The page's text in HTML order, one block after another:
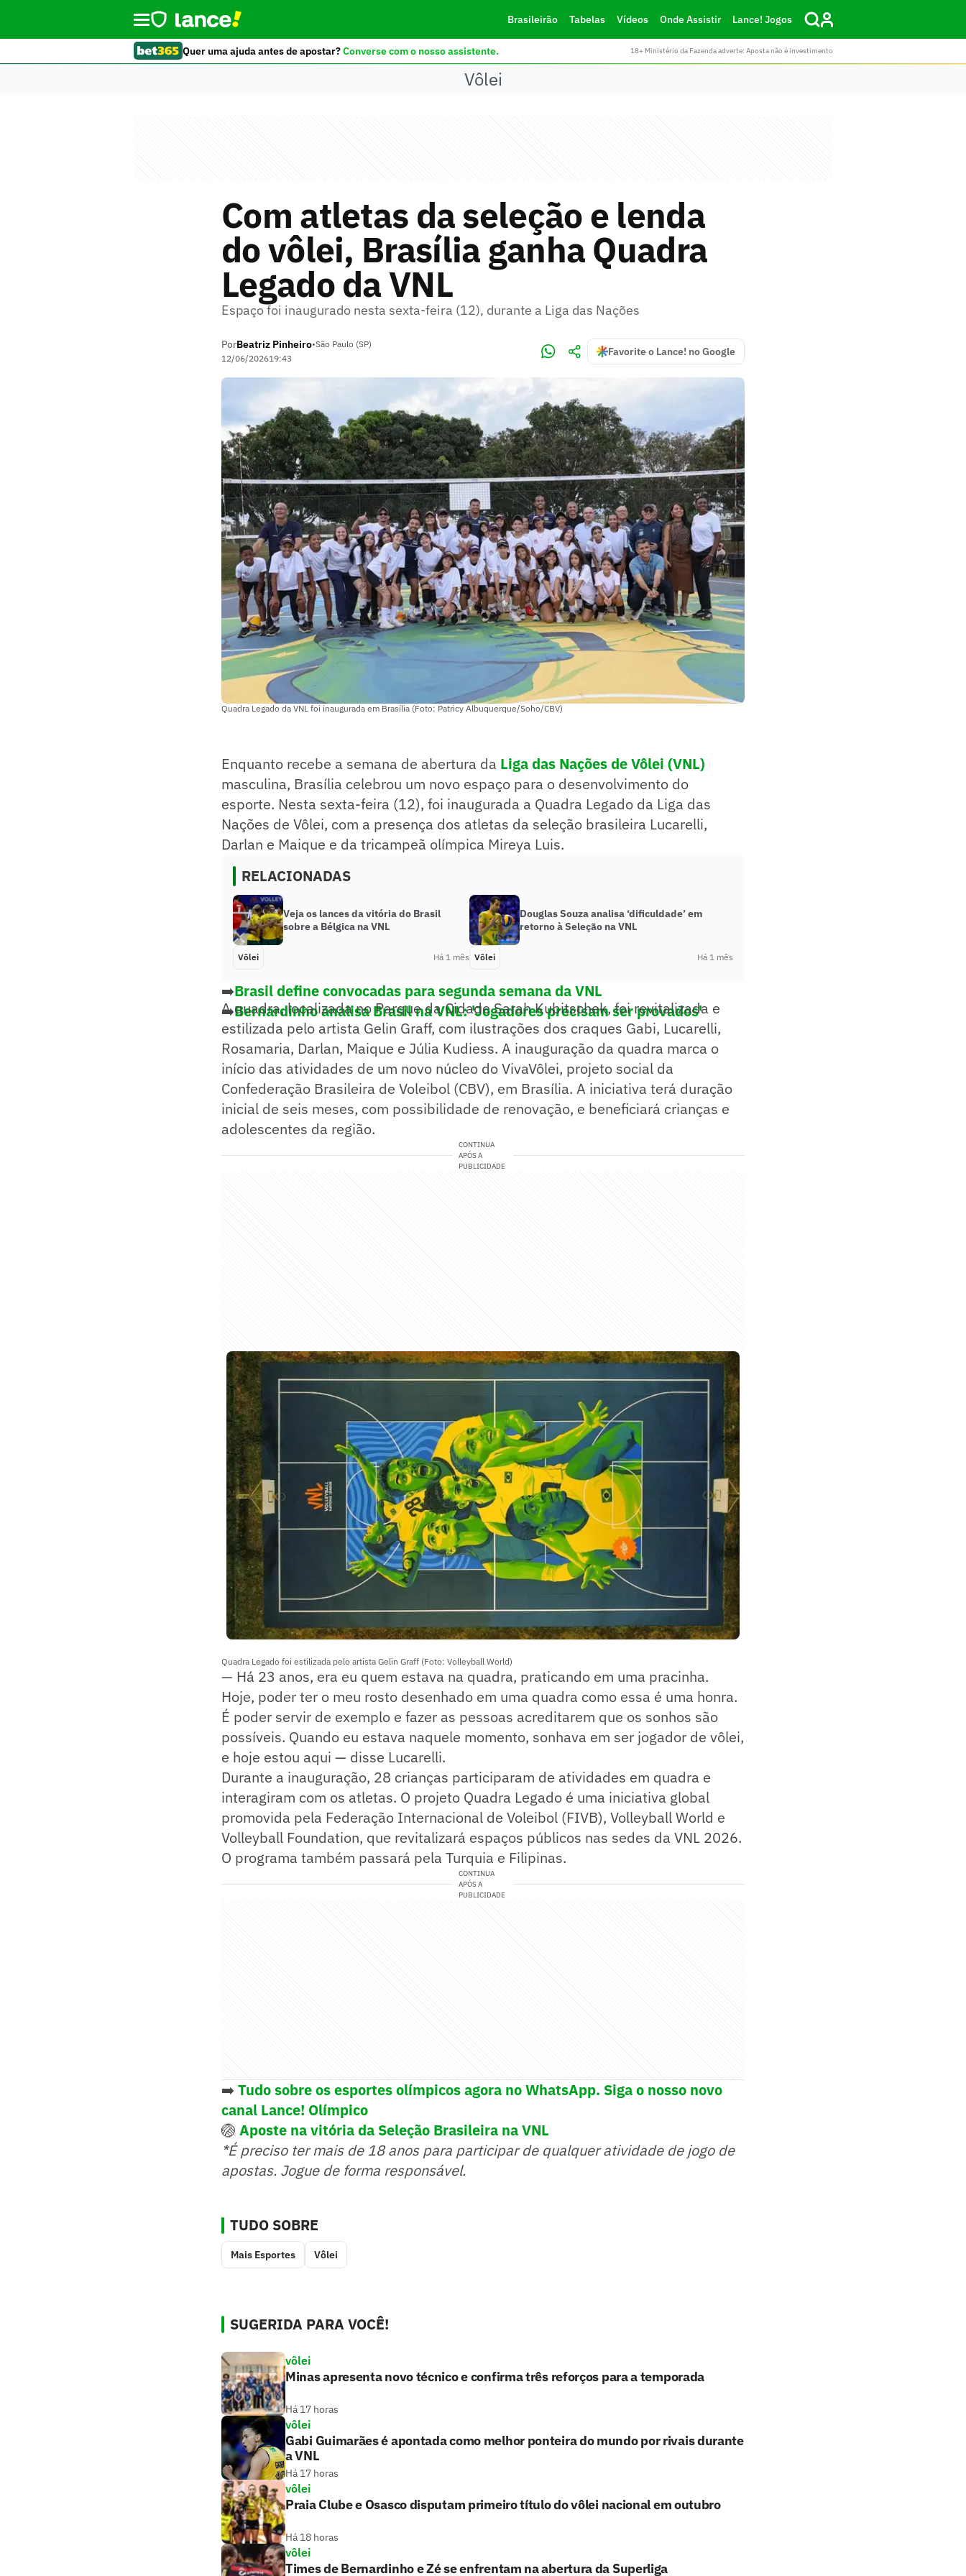
Brasileirão Tabelas Vídeos Onde Assistir Lance! Jogos
Quer uma ajuda antes de apostar?Converse com o nosso assistente. 18+ Ministério da Fazenda adverte: Aposta não é investimento
Vôlei
Com atletas da seleção e lenda
do vôlei, Brasília ganha Quadra
Legado da VNL
Espaço foi inaugurado nesta sexta-feira (12), durante a Liga das Nações
PorBeatriz Pinheiro•São Paulo (SP)
12/06/202619:43
Favorite o Lance! no Google
Quadra Legado da VNL foi inaugurada em Brasília (Foto: Patricy Albuquerque/Soho/CBV)
Enquanto recebe a semana de abertura da Liga das Nações de Vôlei (VNL)
masculina, Brasília celebrou um novo espaço para o desenvolvimento do
esporte. Nesta sexta-feira (12), foi inaugurada a Quadra Legado da Liga das
Nações de Vôlei, com a presença dos atletas da seleção brasileira Lucarelli,
Darlan e Maique e da tricampeã olímpica Mireya Luis.
RELACIONADAS
Veja os lances da vitória do Brasil
sobre a Bélgica na VNL
Vôlei Há 1 mês
Douglas Souza analisa ‘dificuldade’ em
retorno à Seleção na VNL
Vôlei Há 1 mês
➡️Brasil define convocadas para segunda semana da VNL
➡️Bernardinho analisa Brasil na VNL: 'Jogadores precisam ser provados'
A quadra, localizada no Parque da Cidade Sarah Kubitschek, foi revitalizada e
estilizada pelo artista Gelin Graff, com ilustrações dos craques Gabi, Lucarelli,
Rosamaria, Darlan, Maique e Júlia Kudiess. A inauguração da quadra marca o
início das atividades de um novo núcleo do VivaVôlei, projeto social da
Confederação Brasileira de Voleibol (CBV), em Brasília. A iniciativa terá duração
inicial de seis meses, com possibilidade de renovação, e beneficiará crianças e
adolescentes da região.
CONTINUA
APÓS A
PUBLICIDADE
Quadra Legado foi estilizada pelo artista Gelin Graff (Foto: Volleyball World)
— Há 23 anos, era eu quem estava na quadra, praticando em uma pracinha.
Hoje, poder ter o meu rosto desenhado em uma quadra como essa é uma honra.
É poder servir de exemplo e fazer as pessoas acreditarem que os sonhos são
possíveis. Quando eu estava naquele momento, sonhava em ser jogador de vôlei,
e hoje estou aqui — disse Lucarelli.
Durante a inauguração, 28 crianças participaram de atividades em quadra e
interagiram com os atletas. O projeto Quadra Legado é uma iniciativa global
promovida pela Federação Internacional de Voleibol (FIVB), Volleyball World e
Volleyball Foundation, que revitalizará espaços públicos nas sedes da VNL 2026.
O programa também passará pela Turquia e Filipinas.
CONTINUA
APÓS A
PUBLICIDADE
➡️ Tudo sobre os esportes olímpicos agora no WhatsApp. Siga o nosso novo
canal Lance! Olímpico
🏐 Aposte na vitória da Seleção Brasileira na VNL
*É preciso ter mais de 18 anos para participar de qualquer atividade de jogo de
apostas. Jogue de forma responsável.
TUDO SOBRE
Mais Esportes Vôlei
SUGERIDA PARA VOCÊ!
vôlei
Minas apresenta novo técnico e confirma três reforços para a temporada
Há 17 horas
vôlei
Gabi Guimarães é apontada como melhor ponteira do mundo por rivais durante
a VNL
Há 17 horas
vôlei
Praia Clube e Osasco disputam primeiro título do vôlei nacional em outubro
Há 18 horas
vôlei
Times de Bernardinho e Zé se enfrentam na abertura da Superliga